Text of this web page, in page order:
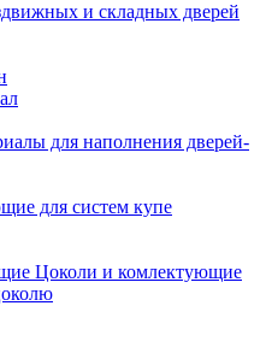
и складных дверей
для наполнения дверей-
для систем купе
Цоколи и комлектующие